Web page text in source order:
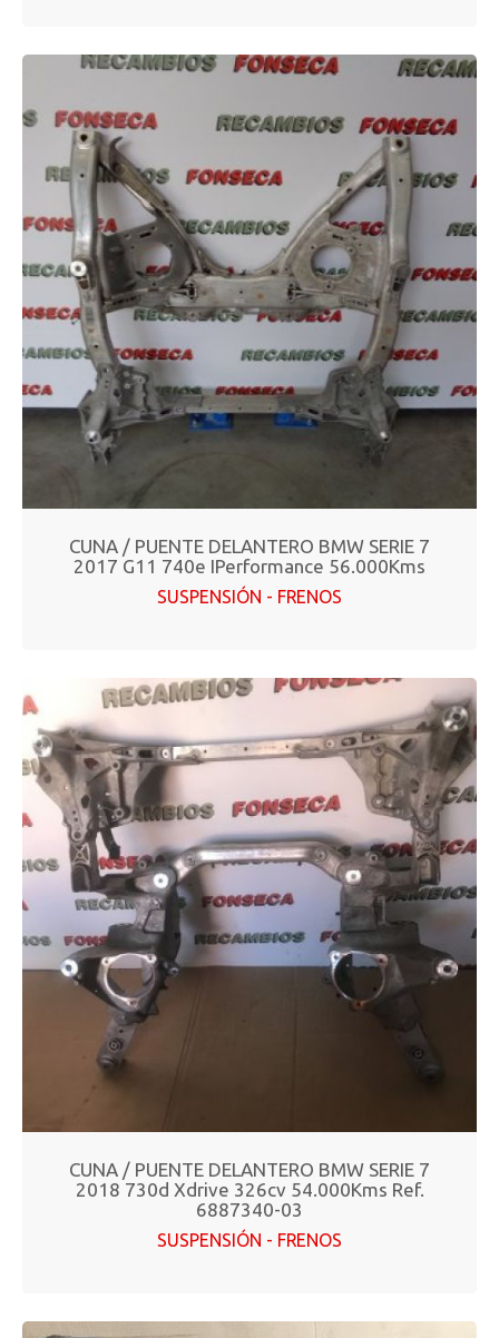
CUNA / PUENTE DELANTERO BMW SERIE 7
2017 G11 740e IPerformance 56.000Kms
SUSPENSIÓN - FRENOS
CUNA / PUENTE DELANTERO BMW SERIE 7
2018 730d Xdrive 326cv 54.000Kms Ref.
6887340-03
SUSPENSIÓN - FRENOS